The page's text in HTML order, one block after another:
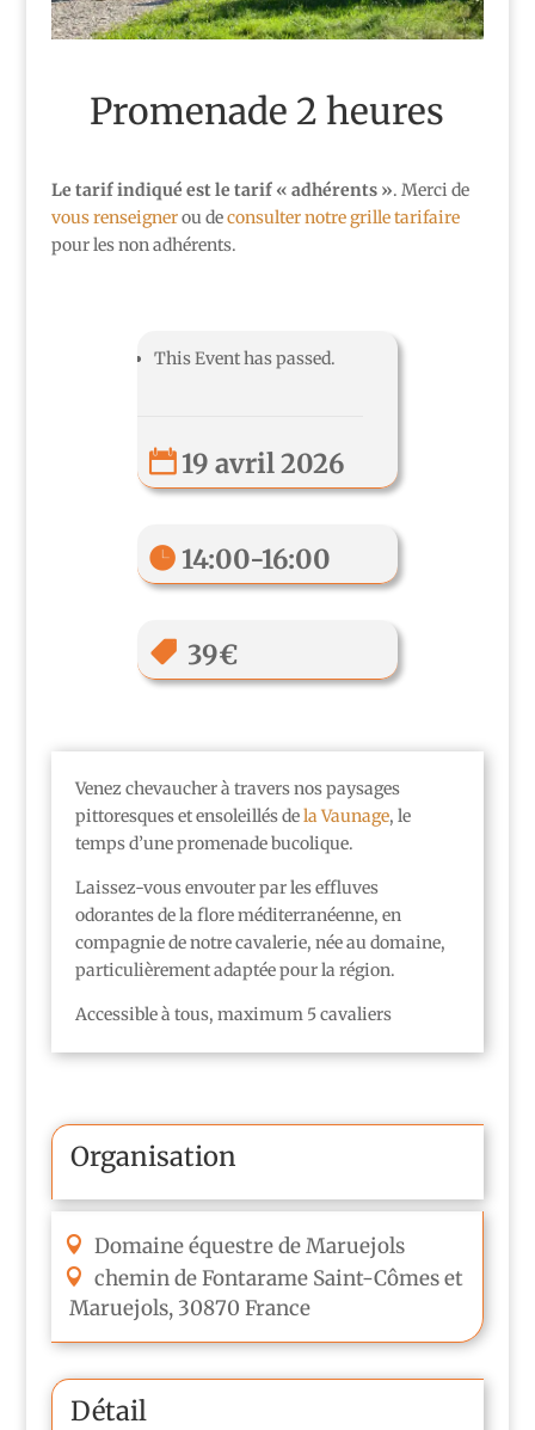
Promenade 2 heures
Le tarif indiqué est le tarif « adhérents ». Merci de
vous renseignerou deconsulter notre grille tarifaire
pour les non adhérents.
This Event has passed.
19 avril 2026
14:00-16:00
39€
Venez chevaucher à travers nos paysages
pittoresques et ensoleillés dela Vaunage, le
temps d’une promenade bucolique.
Laissez-vous envouter par les effluves
odorantes de la flore méditerranéenne, en
compagnie de notre cavalerie, née au domaine,
particulièrement adaptée pour la région.
Accessible à tous, maximum 5 cavaliers
Organisation
Domaine équestre de Maruejols
chemin de Fontarame Saint-Cômes et
Maruejols, 30870 France
Détail